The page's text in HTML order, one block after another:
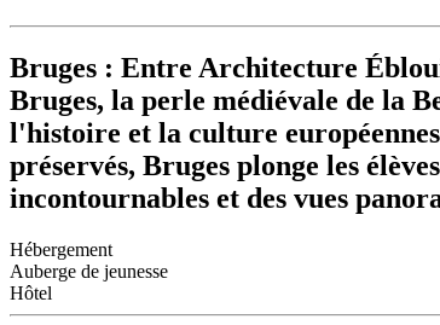
Bruges : Entre Architecture
Bruges, la perle médiévale de la
l'histoire et la culture
préservés, Bruges plonge les
incontournables et des vues
Hébergement
Auberge de jeunesse
Hôtel